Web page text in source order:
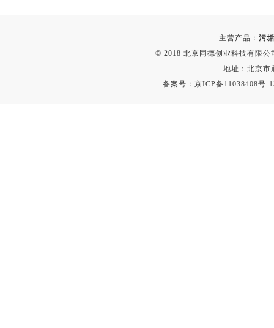
主营产品： 污
© 2018 北京同德创业科技有限
地址：北京市
备案号： 京ICP备11038408号-